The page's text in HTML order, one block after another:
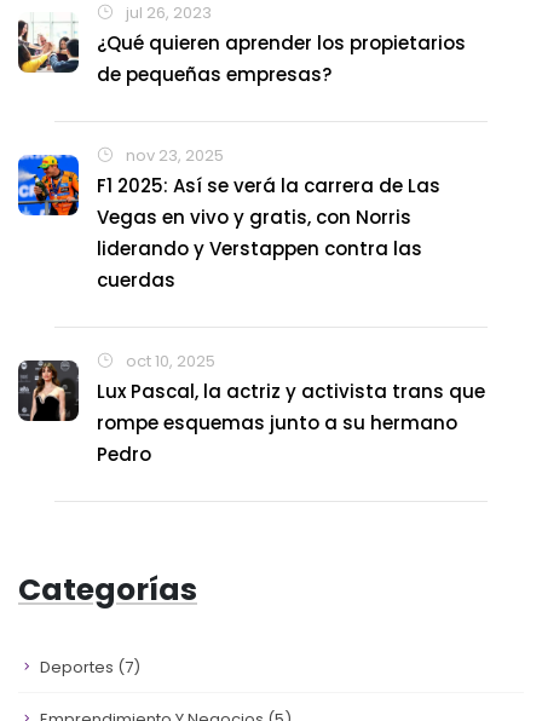
jul 26, 2023
¿Qué quieren aprender los propietarios
de pequeñas empresas?
nov 23, 2025
F1 2025: Así se verá la carrera de Las
Vegas en vivo y gratis, con Norris
liderando y Verstappen contra las
cuerdas
oct 10, 2025
Lux Pascal, la actriz y activista trans que
rompe esquemas junto a su hermano
Pedro
Categorías
Deportes (7)